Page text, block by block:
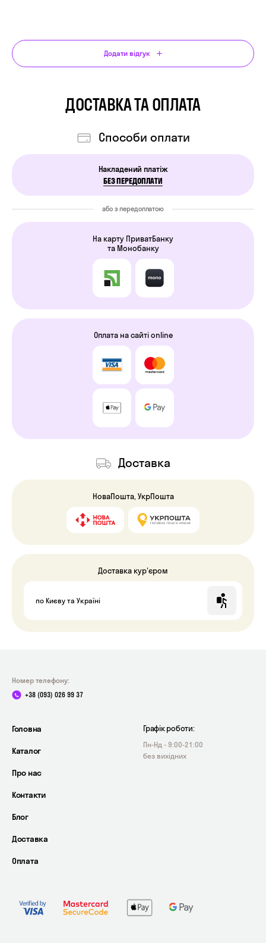
Додати відгук
ДОСТАВКА ТА ОПЛАТА
Cпособи оплати
Накладений платіж
БЕЗ ПЕРЕДОПЛАТИ
або з передоплатою
На карту ПриватБанку
та Монобанку
Оплата на сайті online
Доставка
НоваПошта, УкрПошта
Доставка кур'єром
по Києву та Україні
Номер телефону:
+38 (093) 026 99 37
Головна
Каталог
Про нас
Контакти
Блог
Доставка
Оплата
Графік роботи:
Пн-Нд - 9:00-21:00
без вихідних